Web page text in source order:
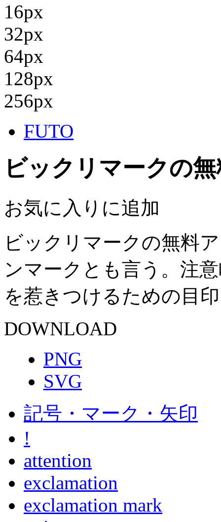
16px
32px
64px
128px
256px
FUTO
ビックリマークの
お気に入りに追加
ビックリマークの無料
ンマークとも言う。注
を惹きつけるための目
DOWNLOAD
PNG
SVG
記号・マーク・矢印
!
attention
exclamation
exclamation mark